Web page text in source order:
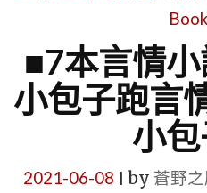
■7本言情
小包子跑言
小
2021-06-08 by 蒼野